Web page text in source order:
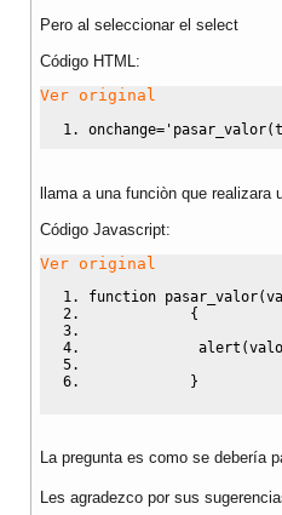
Pero al seleccionar el select
Código HTML:
Ver original
llama a una funciòn que realizara
Código Javascript:
Ver original
function pasar_valor(
{
alert (
}
La pregunta es como se debería
Les agradezco por sus